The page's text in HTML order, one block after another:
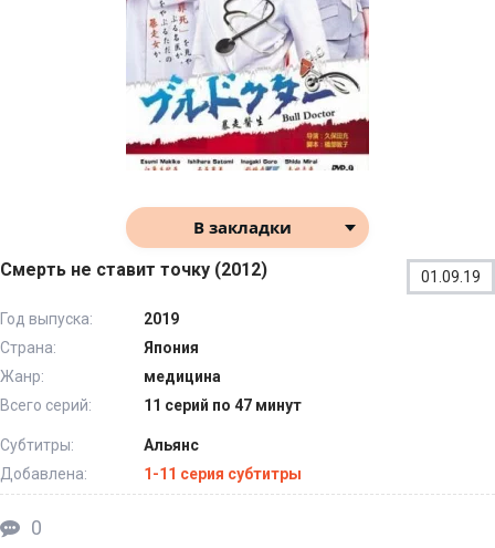
В закладки
Смерть не ставит точку (2012) 01.09.19
Год выпуска:
2019
Страна:
Япония
Жанр:
медицина
Всего серий:
11 серий по 47 минут
Субтитры:
Альянс
Добавлена:
1-11 серия субтитры
0